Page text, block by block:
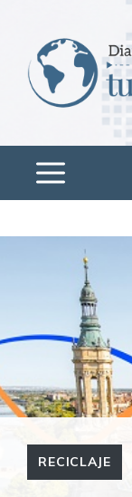
contenido
Menú
RECICLAJE